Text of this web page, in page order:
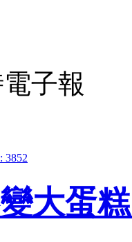
子報
3852
變大蛋